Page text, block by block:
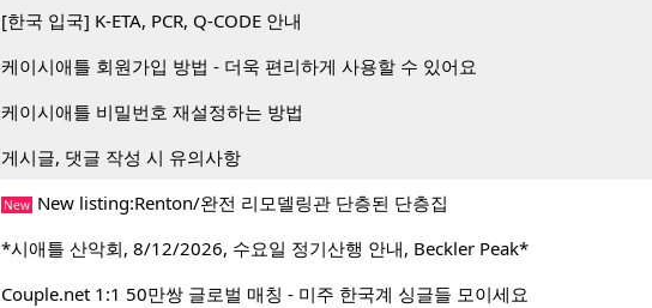
[한국 입국] K-ETA, PCR, Q-CODE 안내
케이시애틀 회원가입 방법 - 더욱 편리하게 사용할 수 있어요
케이시애틀 비밀번호 재설정하는 방법
게시글, 댓글 작성 시 유의사항
New New listing:Renton/완전 리모델링관 단층된 단층집
*시애틀 산악회, 8/12/2026, 수요일 정기산행 안내, Beckler Peak*
Couple.net 1:1 50만쌍 글로벌 매칭 - 미주 한국계 싱글들 모이세요